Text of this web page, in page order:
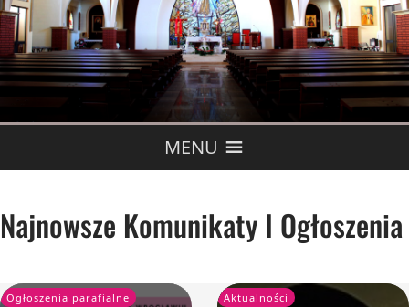
MENU
Najnowsze Komunikaty I Ogłoszenia
Ogłoszenia parafialne Aktualności